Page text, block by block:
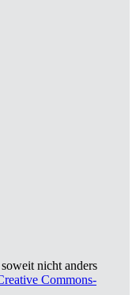
nicht anders
Commons-